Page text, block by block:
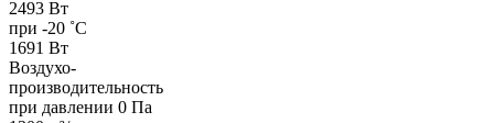
2493 Вт
при -20 ˚С
1691 Вт
Воздухо-
производительность
при давлении 0 Па